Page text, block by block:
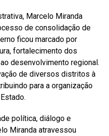
Marcelo Miranda
de consolidação de
ficou marcado por
fortalecimento dos
desenvolvimento regional.
de diversos distritos à
para a organização
política, diálogo e
Miranda atravessou